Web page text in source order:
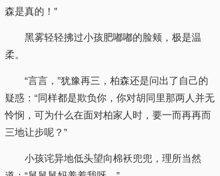
森是真的！”
黑雾轻轻拂过小孩肥嘟嘟的脸颊，极是温
柔。
“言言，”犹豫再三，柏森还是问出了自己的
疑惑：“同样都是欺负你，你对胡同里那两人并无
怜悯，可为什么在面对柏家人时，要一而再再而
三地让步呢？”
小孩诧异地低头望向棉袄兜兜，理所当然